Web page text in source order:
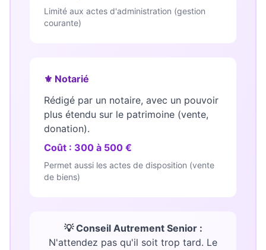
Limité aux actes d'administration (gestion
courante)
⚜️ Notarié
Rédigé par un notaire, avec un pouvoir
plus étendu sur le patrimoine (vente,
donation).
Coût : 300 à 500 €
Permet aussi les actes de disposition (vente
de biens)
💡 Conseil Autrement Senior :
N'attendez pas qu'il soit trop tard. Le